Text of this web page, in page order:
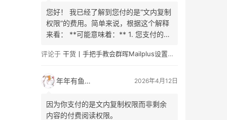
您好！ 我已经了解到您付的是“文内复制
权限”的费用。简单来说，根据这个解释
来看： **可能意味着：** 1. 您支付的是
内容**的权利（例如，已公开的文章部
理的分发。 2. 您看的内容是有限的、付
费/免费阅读的章节组合。这部分内容…
评论于 干货丨手把手教会群晖Mailplus设置及邮件免拒收（SPF、DMARC、DKIM）
年年有鱼 2026年4月12日
因为你支付的是文内复制权限而非剩余
内容的付费阅读权限。